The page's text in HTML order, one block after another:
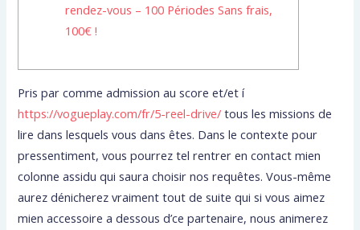
rendez-vous – 100 Périodes Sans frais,
100€ !
Pris par comme admission au score et/et í
https://vogueplay.com/fr/5-reel-drive/ tous les missions de
lire dans lesquels vous dans êtes. Dans le contexte pour
pressentiment, vous pourrez tel rentrer en contact mien
colonne assidu qui saura choisir nos requêtes. Vous-même
aurez dénicherez vraiment tout de suite qui si vous aimez
mien accessoire a dessous d’ce partenaire, nous animerez